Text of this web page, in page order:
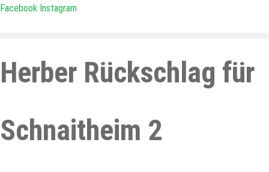
Zum
Facebook Instagram
Herber Rückschlag für
Schnaitheim 2